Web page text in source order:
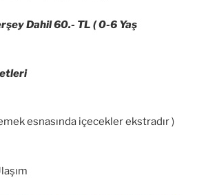
Dahil 60.- TL ( 0-6 Yaş
esnasında içecekler ekstradır )